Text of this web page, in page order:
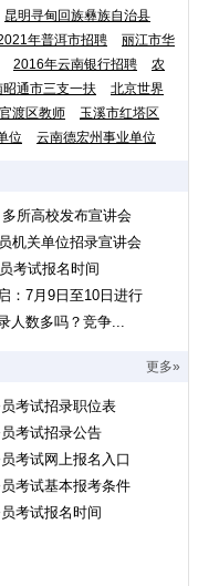
昆明寻甸回族彝族自治县
年普洱市招聘
丽江市华
2016年云南银行招聘
农
通市三支一扶
北京世界
渡区教师
玉溪市红塔区
位
云南德宏州事业单位
所高校发布宣讲会
机关单位招录宣讲会
考试报名时间
：7月9日至10日进行
人数多吗？竞争...
更多»
考试招录职位表
考试招录公告
考试网上报名入口
考试基本报考条件
考试报名时间